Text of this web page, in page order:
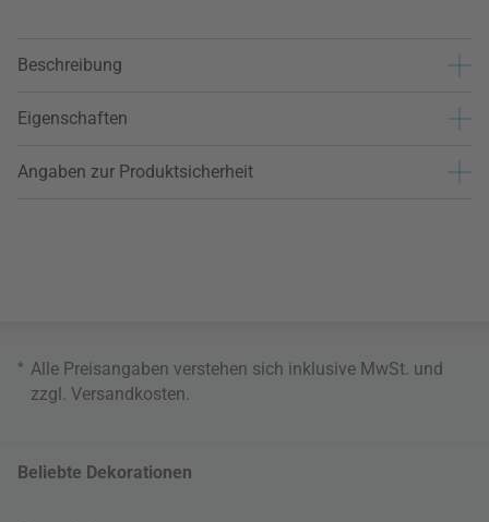
Beschreibung
Eigenschaften
Angaben zur Produktsicherheit
* Alle Preisangaben verstehen sich inklusive MwSt. und
zzgl. Versandkosten
Beliebte Dekorationen